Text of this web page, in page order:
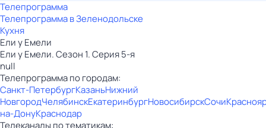
Телепрограмма
Телепрограмма в Зеленодольске
Кухня
Ели у Емели
Ели у Емели. Сезон 1. Серия 5-я
null
Телепрограмма по городам:
Санкт-ПетербургКазаньНижний
НовгородЧелябинскЕкатеринбургНовосибирскСочи
на-ДонуКраснодар
Телеканалы по тематикам: